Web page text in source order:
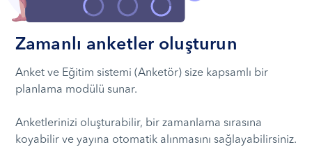
Zamanlı anketler oluşturun
Anket ve Eğitim sistemi (Anketör) size kapsamlı bir
planlama modülü sunar.
Anketlerinizi oluşturabilir, bir zamanlama sırasına
koyabilir ve yayına otomatik alınmasını sağlayabilirsiniz.